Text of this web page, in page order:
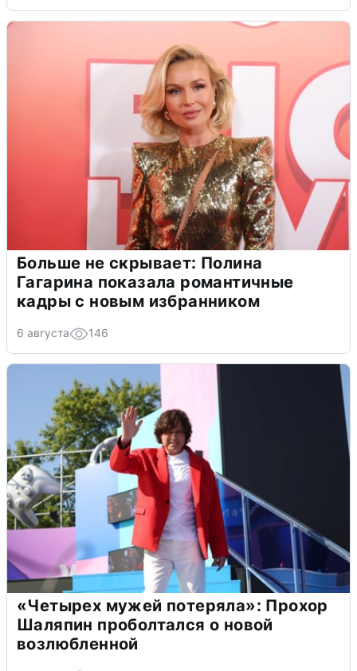
Больше не скрывает: Полина
Гагарина показала романтичные
кадры с новым избранником
6 августа 146
«Четырех мужей потеряла»: Прохор
Шаляпин проболтался о новой
возлюбленной